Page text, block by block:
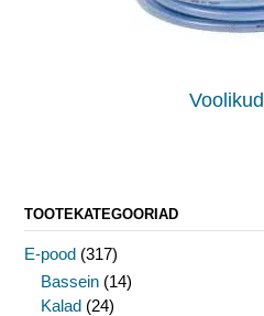
Voolikud
TOOTEKATEGOORIAD
E-pood (317)
Bassein (14)
Kalad (24)